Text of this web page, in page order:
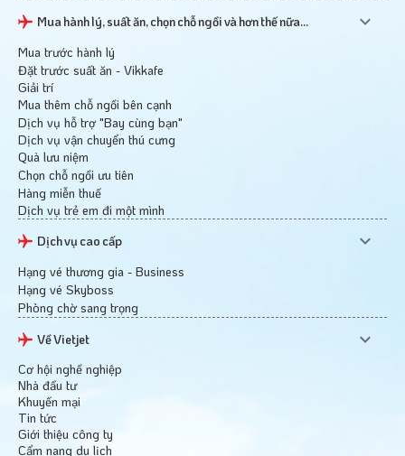
Mua hành lý, suất ăn, chọn chỗ ngồi và hơn thế nữa...
Mua trước hành lý
Đặt trước suất ăn - Vikkafe
Giải trí
Mua thêm chỗ ngồi bên cạnh
Dịch vụ hỗ trợ "Bay cùng bạn"
Dịch vụ vận chuyển thú cưng
Quà lưu niệm
Chọn chỗ ngồi ưu tiên
Hàng miễn thuế
Dịch vụ trẻ em đi một mình
Dịch vụ cao cấp
Hạng vé thương gia - Business
Hạng vé Skyboss
Phòng chờ sang trọng
Về Vietjet
Cơ hội nghề nghiệp
Nhà đầu tư
Khuyến mại
Tin tức
Giới thiệu công ty
Cẩm nang du lịch